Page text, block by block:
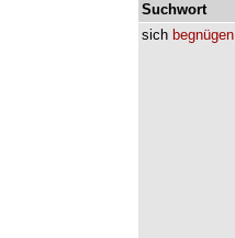
Suchwort
sich begnügen